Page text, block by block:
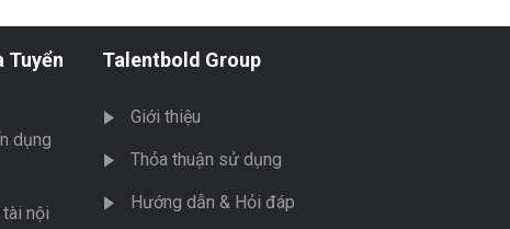
Tuyển
dụng
nội
Talentbold Group
Giới thiệu
Thỏa thuận sử dụng
Hướng dẫn & Hỏi đáp